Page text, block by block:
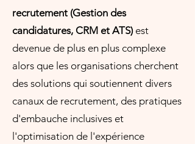
recrutement (Gestion des
candidatures, CRM et ATS)est
devenue de plus en plus complexe
alors que les organisations cherchent
des solutions qui soutiennent divers
canaux de recrutement, des pratiques
d'embauche inclusives et
l'optimisation de l'expérience